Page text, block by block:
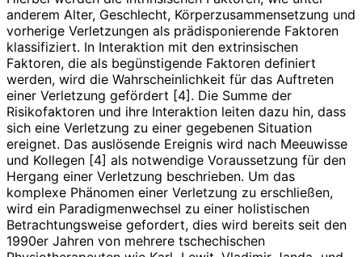
anderem Alter, Geschlecht, Körperzusammensetzung und
vorherige Verletzungen als prädisponierende Faktoren
klassifiziert. In Interaktion mit den extrinsischen
Faktoren, die als begünstigende Faktoren definiert
werden, wird die Wahrscheinlichkeit für das Auftreten
einer Verletzung gefördert [4]. Die Summe der
Risikofaktoren und ihre Interaktion leiten dazu hin, dass
sich eine Verletzung zu einer gegebenen Situation
ereignet. Das auslösende Ereignis wird nach Meeuwisse
und Kollegen [4] als notwendige Voraussetzung für den
Hergang einer Verletzung beschrieben. Um das
komplexe Phänomen einer Verletzung zu erschließen,
wird ein Paradigmenwechsel zu einer holistischen
Betrach­tungsweise gefordert, dies wird bereits seit den
1990er Jahren von mehrere tschechischen